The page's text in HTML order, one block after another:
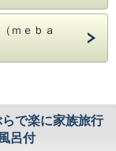
です。
が出来る贅沢な
ダ
釜飯御飯)
ｍｅｂａ
で楽に家族旅行
呂付